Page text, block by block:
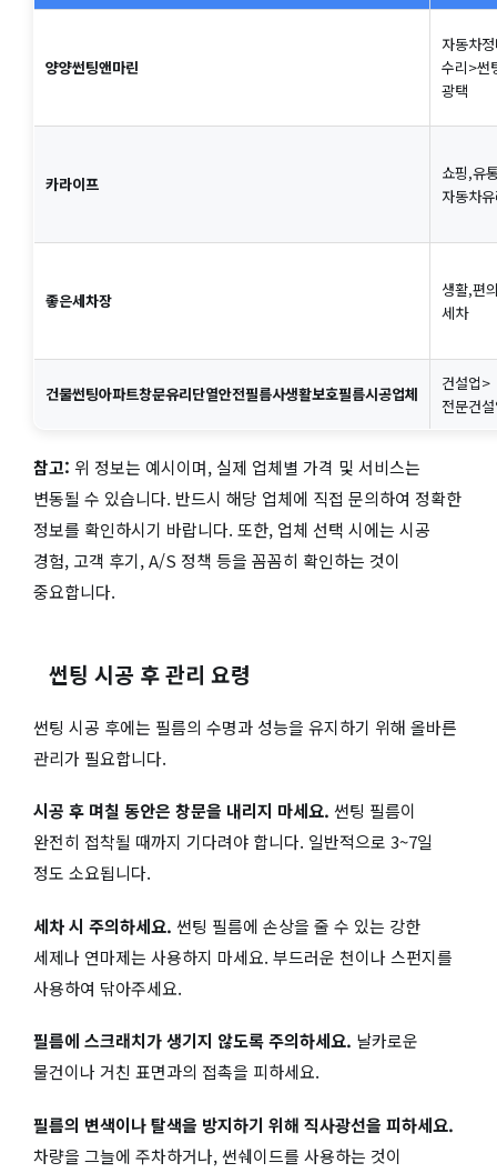
양양썬팅앤마린
자동차
수리>썬
광택
카라이프
쇼핑,유
자동차
좋은세차장
생활,편
세차
건물썬팅아파트창문유리단열안전필름사생활보호필름시공업체
건설업>
전문건
참고: 위 정보는 예시이며, 실제 업체별 가격 및 서비스는
변동될 수 있습니다. 반드시 해당 업체에 직접 문의하여 정확한
정보를 확인하시기 바랍니다. 또한, 업체 선택 시에는 시공
경험, 고객 후기, A/S 정책 등을 꼼꼼히 확인하는 것이
중요합니다.
썬팅 시공 후 관리 요령
썬팅 시공 후에는 필름의 수명과 성능을 유지하기 위해 올바른
관리가 필요합니다.
시공 후 며칠 동안은 창문을 내리지 마세요. 썬팅 필름이
완전히 접착될 때까지 기다려야 합니다. 일반적으로 3~7일
정도 소요됩니다.
세차 시 주의하세요. 썬팅 필름에 손상을 줄 수 있는 강한
세제나 연마제는 사용하지 마세요. 부드러운 천이나 스펀지를
사용하여 닦아주세요.
필름에 스크래치가 생기지 않도록 주의하세요. 날카로운
물건이나 거친 표면과의 접촉을 피하세요.
필름의 변색이나 탈색을 방지하기 위해 직사광선을 피하세요.
차량을 그늘에 주차하거나, 썬쉐이드를 사용하는 것이